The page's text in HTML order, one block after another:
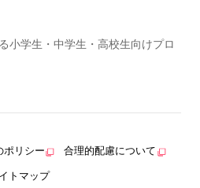
小学生・中学生・高校生向けプロ
ポリシー 合理的配慮について
トマップ